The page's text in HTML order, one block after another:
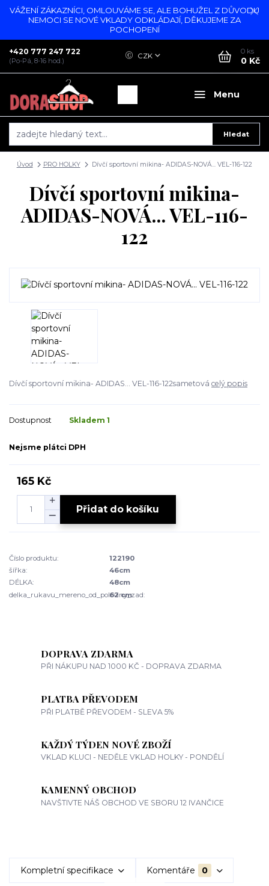
VÁŽENÍ ZÁKAZNÍCI, OMLOUVÁME SE, ALE BOHUŽEL Z DŮVODU
NEMOCI SE NOVÉ VKLADY ODKLÁDAJÍ, DĚKUJEME ZA
POCHOPENÍ
Menu
CZK
Hledat
+420 777 247 722
(Po-Pá, 8-16 hod.)
0 ks
0 Kč
Úvod PRO HOLKY Dívčí sportovní mikina- ADIDAS-NOVÁ... VEL-116-122
Dívčí sportovní mikina-
ADIDAS-NOVÁ... VEL-116-
122
Dívčí sportovní mikina- ADIDAS... VEL-116-122sametová celý popis
Dostupnost Skladem 1
Nejsme plátci DPH
165 Kč
Přidat do košíku
Číslo produktu:
122190
šířka:
46cm
DÉLKA:
48cm
delka_rukavu_mereno_od_poloviny_zad:
62 cm
DOPRAVA ZDARMA
PŘI NÁKUPU NAD 1000 KČ - DOPRAVA ZDARMA
PLATBA PŘEVODEM
PŘI PLATBĚ PŘEVODEM - SLEVA 5%
KAŽDÝ TÝDEN NOVÉ ZBOŽÍ
VKLAD KLUCI - NEDĚLE VKLAD HOLKY - PONDĚLÍ
KAMENNÝ OBCHOD
NAVŠTIVTE NÁŠ OBCHOD VE SBORU 12 IVANČICE
Kompletní specifikace Komentáře 0